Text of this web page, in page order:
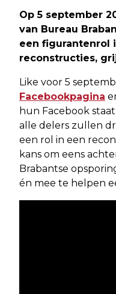
Op 5 september
van Bureau
een figurantenrol
reconstructies,
Like voor 5
Facebookpagina
hun Facebook
alle delers zullen
een rol in een
kans om eens
Brabantse
én mee te helpen